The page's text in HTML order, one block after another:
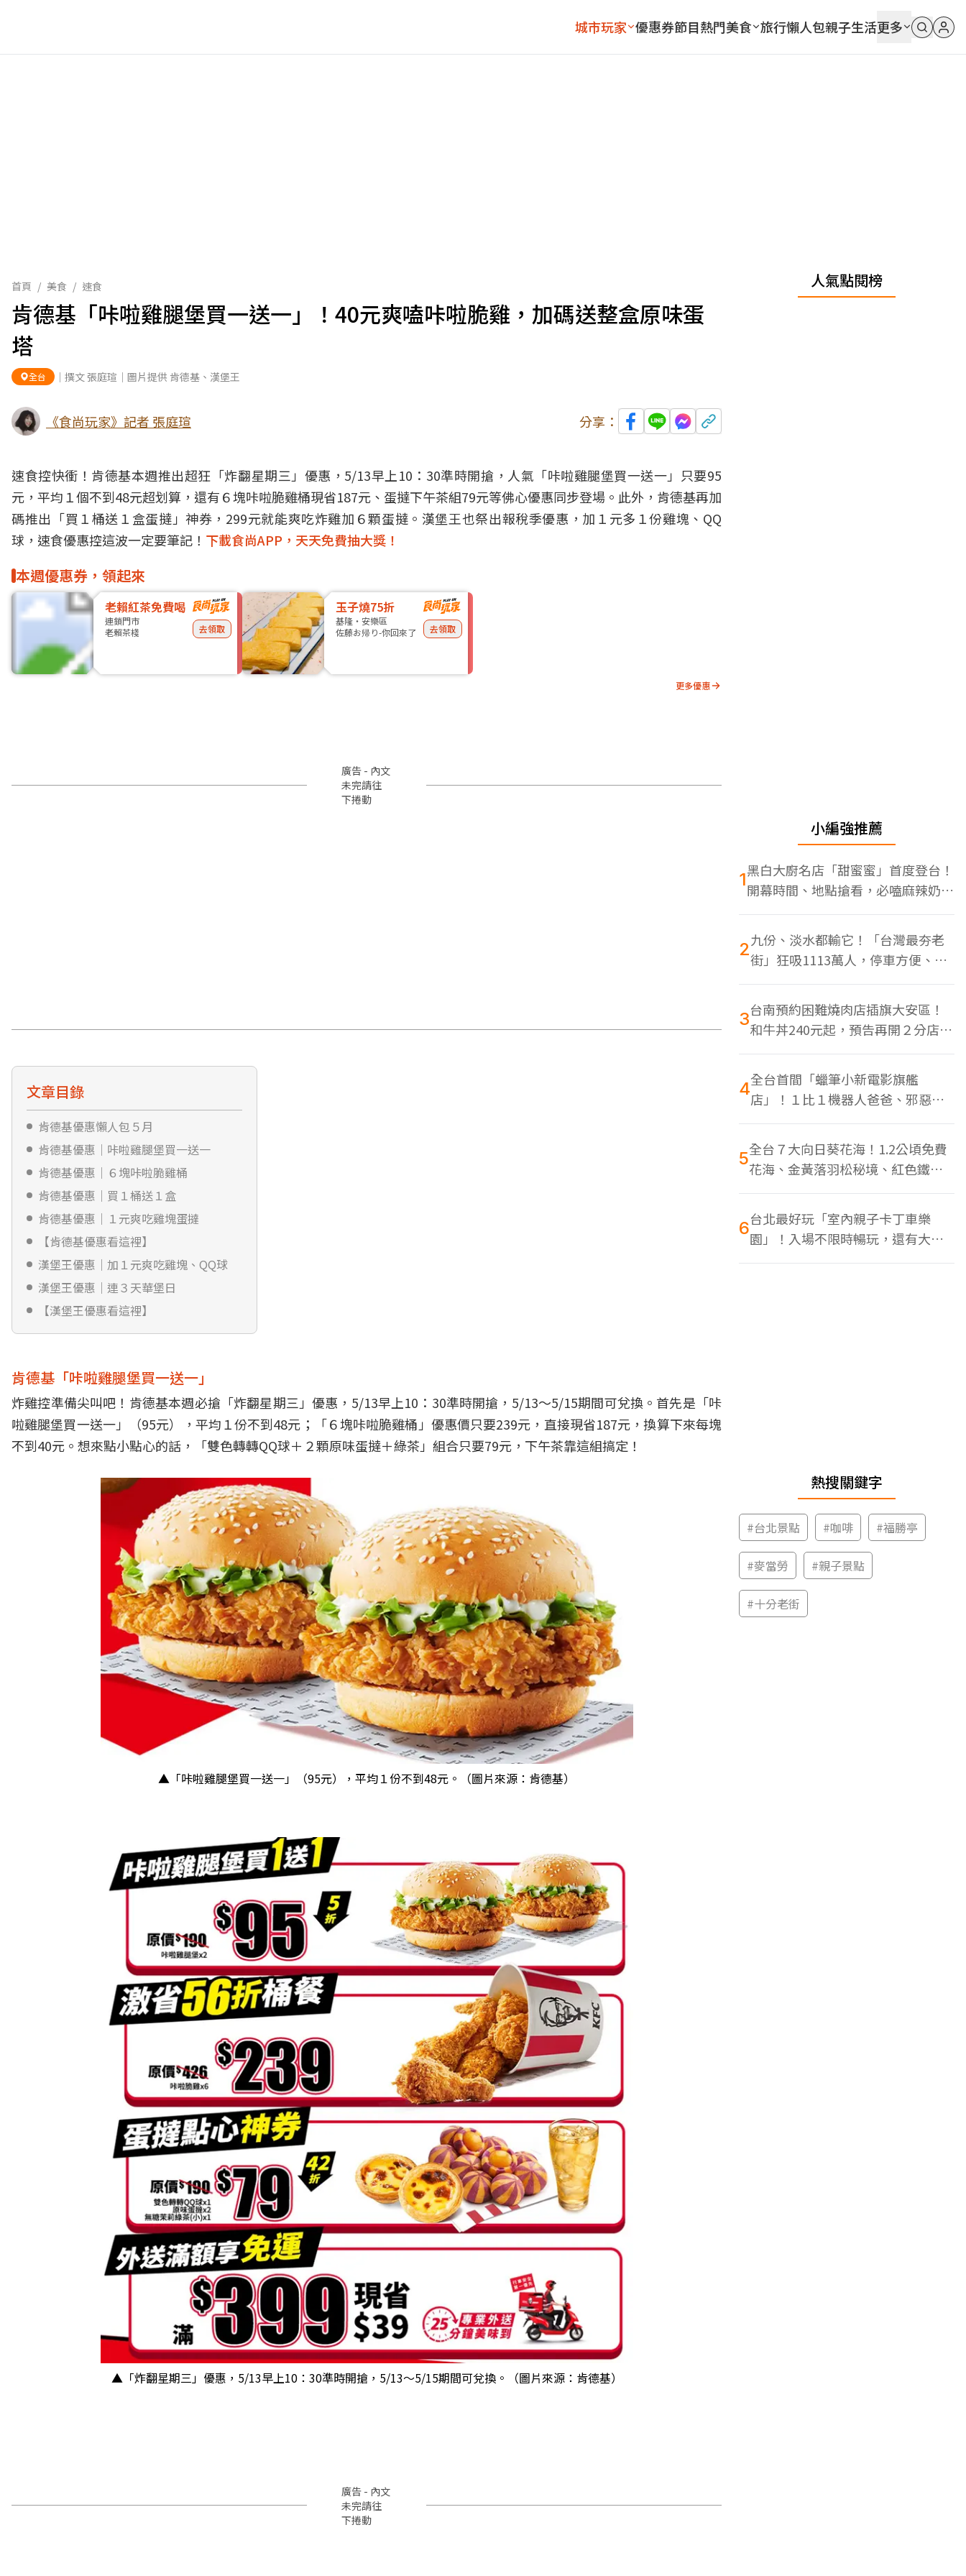
城市玩家 優惠券節目熱門美食 旅行懶人包親子生活更多
首頁 / 美食 / 速食
肯德基「咔啦雞腿堡買一送一」！40元爽嗑咔啦脆雞，加碼送整盒原味蛋
塔
全台 ｜撰文 張庭瑄｜圖片提供 肯德基、漢堡王
《食尚玩家》記者 張庭瑄 分享：
速食控快衝！肯德基本週推出超狂「炸翻星期三」優惠，5/13早上10：30準時開搶，人氣「咔啦雞腿堡買一送一」只要95
元，平均１個不到48元超划算，還有６塊咔啦脆雞桶現省187元、蛋撻下午茶組79元等佛心優惠同步登場。此外，肯德基再加
碼推出「買１桶送１盒蛋撻」神券，299元就能爽吃炸雞加６顆蛋撻。漢堡王也祭出報稅季優惠，加１元多１份雞塊、QQ
球，速食優惠控這波一定要筆記！ 下載食尚APP，天天免費抽大獎！
本週優惠券，領起來
老賴紅茶免費喝
連鎖門市
老賴茶棧
去領取
玉子燒75折
基隆・安樂區
佐藤お帰り-你回來了
去領取
更多優惠
廣告 - 內文
未完請往
下捲動
文章目錄
肯德基優惠懶人包５月
肯德基優惠｜咔啦雞腿堡買一送一
肯德基優惠｜６塊咔啦脆雞桶
肯德基優惠｜買１桶送１盒
肯德基優惠｜１元爽吃雞塊蛋撻
【肯德基優惠看這裡】
漢堡王優惠｜加１元爽吃雞塊、QQ球
漢堡王優惠｜連３天華堡日
【漢堡王優惠看這裡】
肯德基「咔啦雞腿堡買一送一」
炸雞控準備尖叫吧！肯德基本週必搶「炸翻星期三」優惠，5/13早上10：30準時開搶，5/13～5/15期間可兌換。首先是「咔
啦雞腿堡買一送一」（95元），平均１份不到48元；「６塊咔啦脆雞桶」優惠價只要239元，直接現省187元，換算下來每塊
不到40元。想來點小點心的話，「雙色轉轉QQ球＋２顆原味蛋撻＋綠茶」組合只要79元，下午茶靠這組搞定！
▲「咔啦雞腿堡買一送一」（95元），平均１份不到48元。（圖片來源：肯德基）
▲「炸翻星期三」優惠，5/13早上10：30準時開搶，5/13～5/15期間可兌換。（圖片來源：肯德基）
廣告 - 內文
未完請往
下捲動
人氣點閱榜
小編強推薦
1黑白大廚名店「甜蜜蜜」首度登台！
開幕時間、地點搶看，必嗑麻辣奶油
蝦
2九份、淡水都輸它！「台灣最夯老
街」狂吸1113萬人，停車方便、特
色美食多
3台南預約困難燒肉店插旗大安區！
和牛丼240元起，預告再開２分店、
地點曝光
4全台首間「蠟筆小新電影旗艦
店」！１比１機器人爸爸、邪惡正
男，百款周邊買翻
5全台７大向日葵花海！1.2公頃免費
花海、金黃落羽松秘境、紅色鐵橋
同框
6台北最好玩「室內親子卡丁車樂
園」！入場不限時暢玩，還有大螢
幕Switch遊戲區
熱搜關鍵字
#台北景點 #咖啡 #福勝亭
#麥當勞 #親子景點
#十分老街